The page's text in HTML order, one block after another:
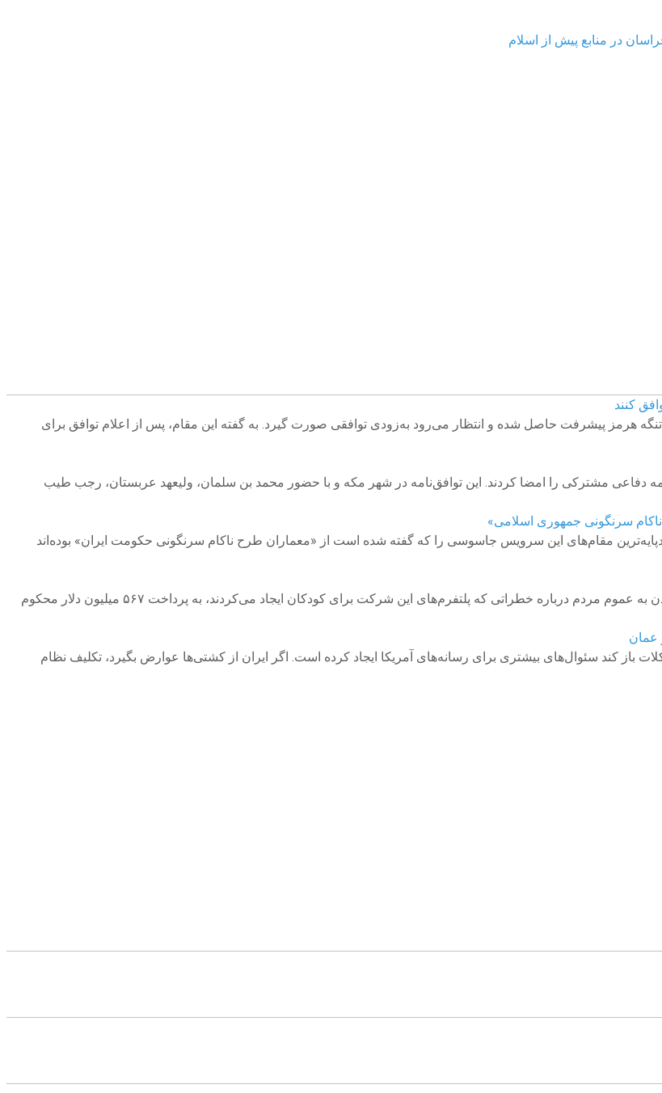
در منابع پیش از اسلام
کنند
هرمز پیشرفت حاصل شده و انتظار می‌رود به‌زودی توافقی صورت گیرد. به گفته این مقام، پس از اعلام توافق برای
دفاعی مشترکی را امضا کردند. این توافق‌نامه در شهر مکه و با حضور محمد بن سلمان، ولیعهد عربستان، رجب طیب
سرنگونی جمهوری اسلامی»
مقام‌های این سرویس جاسوسی را که گفته شده است از «معماران طرح ناکام سرنگونی حکومت ایران» بوده‌اند
یک قاضی آمریکایی در نیومکزیکو شرکت متا را به دلیل قصور در هشدار دادن به عموم مردم درباره خطراتی که پلتفرم‌های این شرکت برای کودکان ایجاد می‌کردند، به پرداخت ۵۶۷ میلیون دلار محکوم
عمان
باز کند سئوال‌های بیشتری برای رسانه‌های آمریکا ایجاد کرده است. اگر ایران از کشتی‌ها عوارض بگیرد، تکلیف نظام